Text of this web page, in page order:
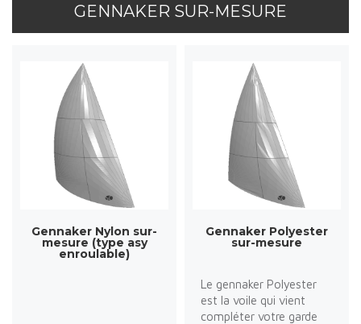
GENNAKER SUR-MESURE
Gennaker Nylon sur-
mesure (type asy
enroulable)
Gennaker Polyester
sur-mesure
Le gennaker Polyester
est la voile qui vient
compléter votre garde